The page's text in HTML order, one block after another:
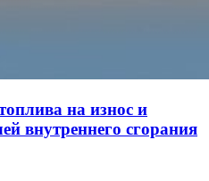
на износ и
внутреннего сгорания